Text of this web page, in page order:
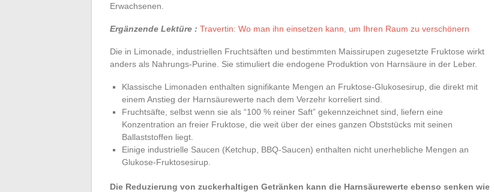
Erwachsenen.
Ergänzende Lektüre : Travertin: Wo man ihn einsetzen kann, um Ihren Raum zu verschönern
Die in Limonade, industriellen Fruchtsäften und bestimmten Maissirupen zugesetzte Fruktose wirkt
anders als Nahrungs-Purine. Sie stimuliert die endogene Produktion von Harnsäure in der Leber.
Klassische Limonaden enthalten signifikante Mengen an Fruktose-Glukosesirup, die direkt mit
einem Anstieg der Harnsäurewerte nach dem Verzehr korreliert sind.
Fruchtsäfte, selbst wenn sie als “100 % reiner Saft” gekennzeichnet sind, liefern eine
Konzentration an freier Fruktose, die weit über der eines ganzen Obststücks mit seinen
Ballaststoffen liegt.
Einige industrielle Saucen (Ketchup, BBQ-Saucen) enthalten nicht unerhebliche Mengen an
Glukose-Fruktosesirup.
Die Reduzierung von zuckerhaltigen Getränken kann die Harnsäurewerte ebenso senken wie